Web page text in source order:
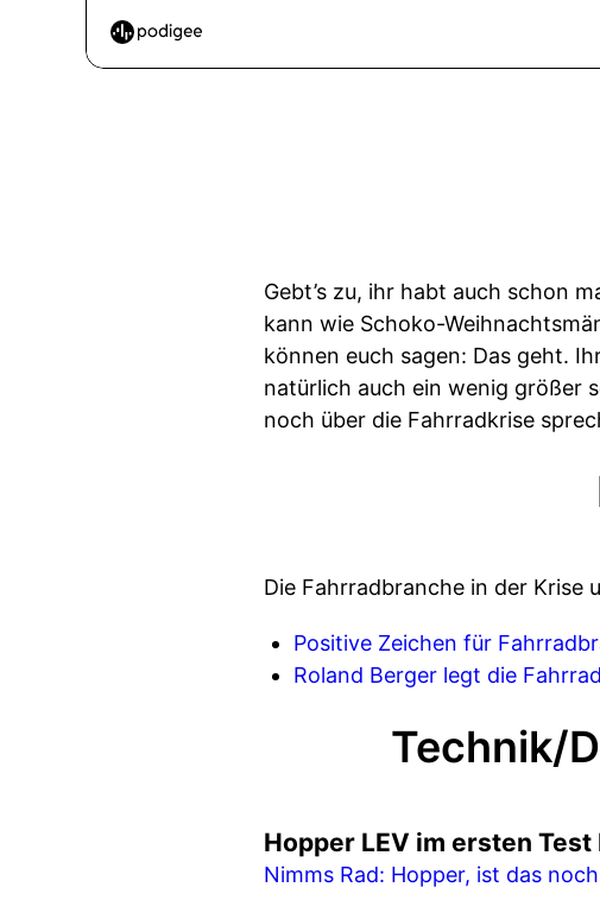
Gebt’s zu, ihr habt auch schon
kann wie Schoko-
können euch sagen: Das geht.
natürlich auch ein wenig größer
noch über die Fahrradkrise
Die Fahrradbranche in der Krise
Positive Zeichen für
Roland Berger legt die
Technik/
Hopper LEV im ersten
Nimms Rad: Hopper, ist das